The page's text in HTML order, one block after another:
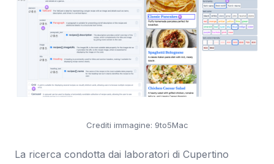
Crediti immagine: 9to5Mac
La ricerca condotta dai laboratori di Cupertino